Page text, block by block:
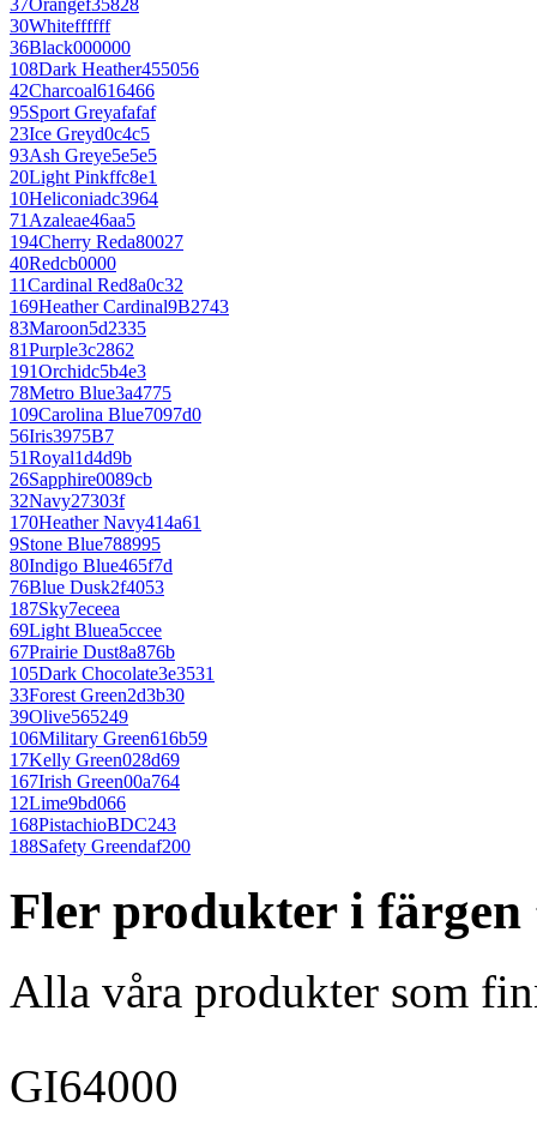
37Orangef35828
30Whiteffffff
36Black000000
108Dark Heather455056
42Charcoal616466
95Sport Greyafafaf
23Ice Greyd0c4c5
93Ash Greye5e5e5
20Light Pinkffc8e1
10Heliconiadc3964
71Azaleae46aa5
194Cherry Reda80027
40Redcb0000
11Cardinal Red8a0c32
169Heather Cardinal9B2743
83Maroon5d2335
81Purple3c2862
191Orchidc5b4e3
78Metro Blue3a4775
109Carolina Blue7097d0
56Iris3975B7
51Royal1d4d9b
26Sapphire0089cb
32Navy27303f
170Heather Navy414a61
9Stone Blue788995
80Indigo Blue465f7d
76Blue Dusk2f4053
187Sky7eceea
69Light Bluea5ccee
67Prairie Dust8a876b
105Dark Chocolate3e3531
33Forest Green2d3b30
39Olive565249
106Military Green616b59
17Kelly Green028d69
167Irish Green00a764
12Lime9bd066
168PistachioBDC243
188Safety Greendaf200
Fler produkter i färgen
Alla våra produkter som
GI64000